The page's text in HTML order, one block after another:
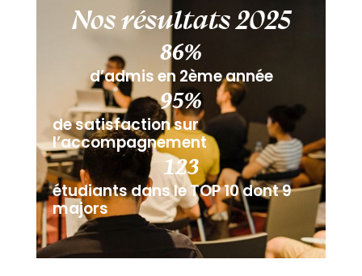
Nos résultats 2025
d’admis en 2ème année
87%
de satisfaction sur
l’accompagnement
96%
étudiants dans le TOP 10 dont 9
majors
124